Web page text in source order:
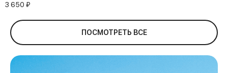
3 650 ₽
ПОСМОТРЕТЬ ВСЕ